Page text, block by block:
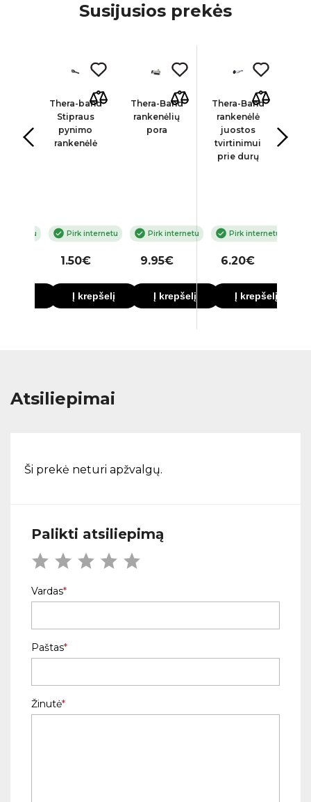
Susijusios prekės
Thera-band
Stipraus
pynimo
rankenėlė
Pirk internetu
1.50€
Į krepšelį
Thera-Band
rankenėlių
pora
Pirk internetu
9.95€
Į krepšelį
Thera-Band
rankenėlė
juostos
tvirtinimui
prie durų
Pirk internetu
6.20€
Į krepšelį
Atsiliepimai
Ši prekė neturi apžvalgų.
Palikti atsiliepimą
Vardas
Paštas
Žinutė